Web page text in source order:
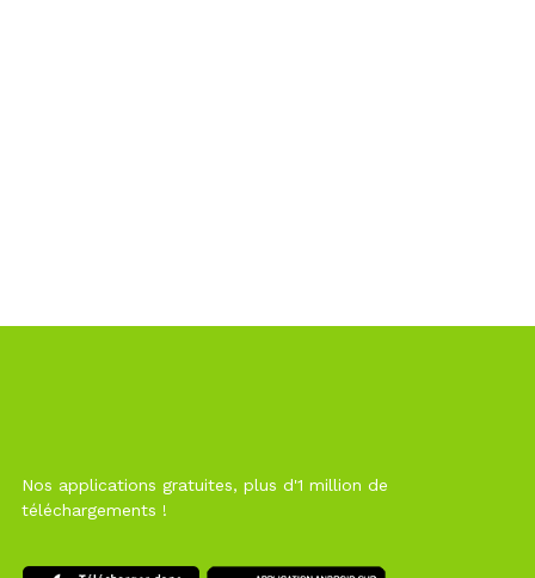
Nos applications gratuites, plus d'1 million de
téléchargements !